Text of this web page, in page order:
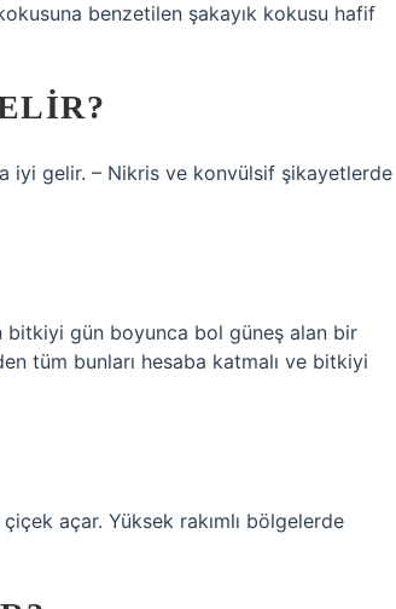
benzetilen şakayık kokusu hafif
iyi gelir. – Nikris ve konvülsif şikayetlerde
bitkiyi gün boyunca bol güneş alan bir
tüm bunları hesaba katmalı ve bitkiyi
açar. Yüksek rakımlı bölgelerde